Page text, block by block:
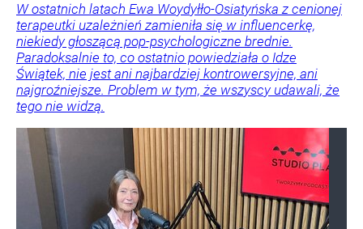
W ostatnich latach Ewa Woydyłło-Osiatyńska z cenionej
terapeutki uzależnień zamieniła się w influencerkę,
niekiedy głoszącą pop-psychologiczne brednie.
Paradoksalnie to, co ostatnio powiedziała o Idze
Świątek, nie jest ani najbardziej kontrowersyjne, ani
najgroźniejsze. Problem w tym, że wszyscy udawali, że
tego nie widzą.